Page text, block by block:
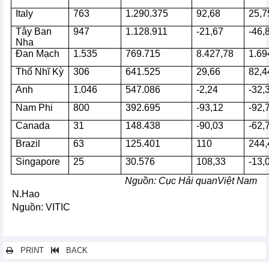
Italy
763 1.290.375 92,68
Tây Ban
Nha
947 1.128.911 -21,67 -
Đan Mạch 1.535 769.715 8.427,78
Thổ Nhĩ Kỳ
306 641.525 29,66
Anh
1.046 547.086 -2,24
-
Nam Phi
800 392.695 -93,12
-
Canada
31 148.438 -90,03
-
Brazil
63 125.401 110
Singapore
25 30.576 108,33
-
Nguồn: Cục Hải quanViệt Nam
N.Hao
Nguồn: VITIC
PRINT BACK